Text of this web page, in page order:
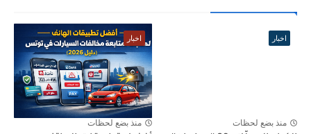
اخبار
منذ بضع لحظات
اخبار
منذ بضع لحظات